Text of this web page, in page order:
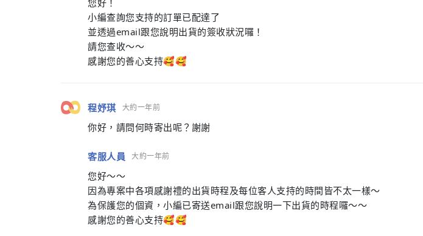
您好！
小編查詢您支持的訂單已配達了
並透過email跟您說明出貨的簽收狀況囉！
請您查收～～
感謝您的善心支持🥰🥰
程妤琪 大約一年前
你好，請問何時寄出呢？謝謝
客服人員 大約一年前
您好～～
因為專案中各項感謝禮的出貨時程及每位客人支持的時間皆不太一樣～
為保護您的個資，小編已寄送email跟您說明一下出貨的時程囉～～
感謝您的善心支持🥰🥰